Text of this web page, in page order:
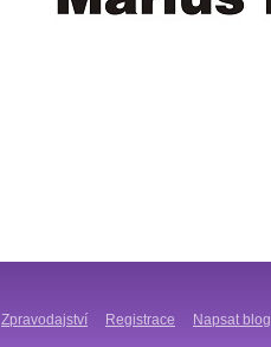
Zpravodajství Registrace Napsat blog